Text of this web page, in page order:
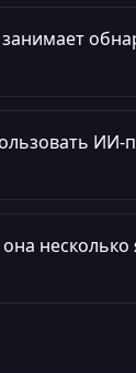
ИИ-
несколько